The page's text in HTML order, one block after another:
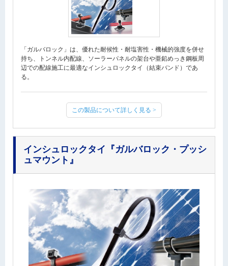
「ガルバロック」は、優れた耐候性・耐塩害性・機械的強度を併せ
持ち、トンネル内配線、ソーラーパネルの架台や亜鉛めっき鋼板周
辺での配線施工に最適なインシュロックタイ（結束バンド）であ
る。
この製品について詳しく見る >
インシュロックタイ 『ガルバロック・プッシ
ュマウント』